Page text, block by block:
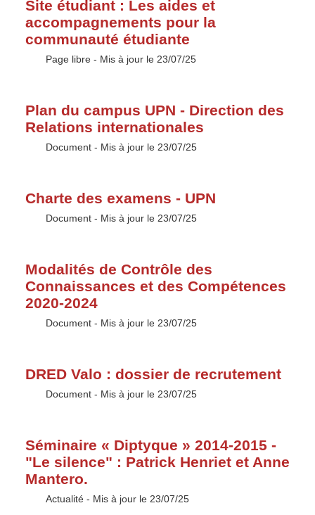
Site étudiant : Les aides et
accompagnements pour la
communauté étudiante
Type :
Page libre - Mis à jour le 23/07/25
Plan du campus UPN - Direction des
Relations internationales
Type :
Document - Mis à jour le 23/07/25
Charte des examens - UPN
Type :
Document - Mis à jour le 23/07/25
Modalités de Contrôle des
Connaissances et des Compétences
2020-2024
Type :
Document - Mis à jour le 23/07/25
DRED Valo : dossier de recrutement
Type :
Document - Mis à jour le 23/07/25
Séminaire « Diptyque » 2014-2015 -
"Le silence" : Patrick Henriet et Anne
Mantero.
Type :
Actualité - Mis à jour le 23/07/25